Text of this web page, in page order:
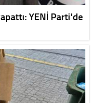
YENİ Parti'de